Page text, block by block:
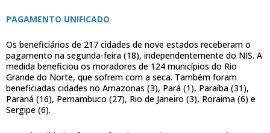
PAGAMENTO UNIFICADO
Os beneficiários de 217 cidades de nove estados receberam o
pagamento na segunda-feira (18), independentemente do NIS. A
medida beneficiou os moradores de 124 municípios do Rio
Grande do Norte, que sofrem com a seca. Também foram
beneficiadas cidades no Amazonas (3), Pará (1), Paraíba (31),
Paraná (16), Pernambuco (27), Rio de Janeiro (3), Roraima (6) e
Sergipe (6).